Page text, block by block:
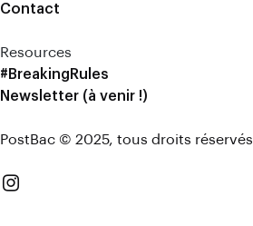
Contact
Resources
#BreakingRules
Newsletter (à venir !)
PostBac © 2025, tous droits réservés.